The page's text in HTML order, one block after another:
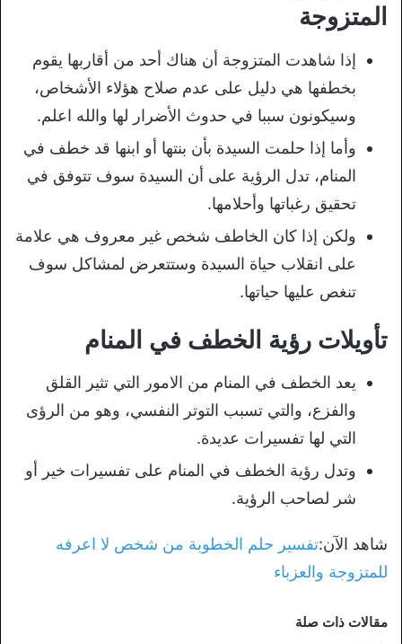
المتزوجة
إذا شاهدت المتزوجة أن هناك أحد من أقاربها يقوم
بخطفها هي دليل على عدم صلاح هؤلاء الأشخاص،
وسيكونون سببا في حدوث الأضرار لها والله اعلم.
وأما إذا حلمت السيدة بأن بنتها أو ابنها قد خطف في
المنام، تدل الرؤية على أن السيدة سوف تتوفق في
تحقيق رغباتها وأحلامها.
ولكن إذا كان الخاطف شخص غير معروف هي علامة
على انقلاب حياة السيدة وستتعرض لمشاكل سوف
تنغص عليها حياتها.
تأويلات رؤية الخطف في المنام
يعد الخطف في المنام من الامور التي تثير القلق
والفزع، والتي تسبب التوتر النفسي، وهو من الرؤى
التي لها تفسيرات عديدة.
وتدل رؤية الخطف في المنام على تفسيرات خير أو
شر لصاحب الرؤية.
شاهد الآن:تفسير حلم الخطوبة من شخص لا اعرفه
للمتزوجة والعزباء
مقالات ذات صلة